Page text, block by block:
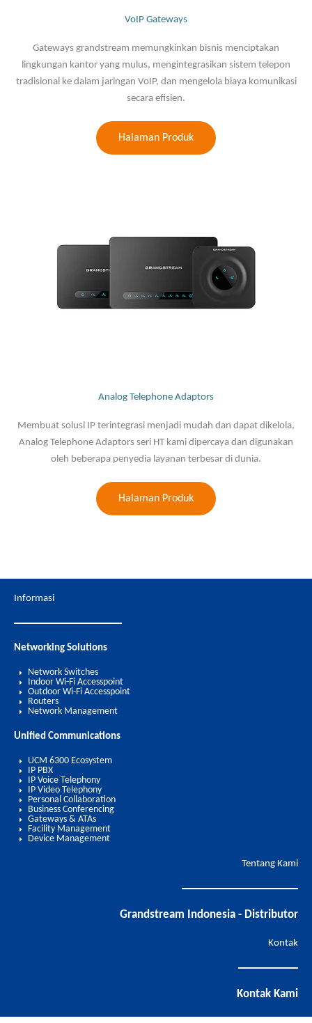
VoIP Gateways
Gateways grandstream memungkinkan bisnis menciptakan
lingkungan kantor yang mulus, mengintegrasikan sistem telepon
tradisional ke dalam jaringan VoIP, dan mengelola biaya komunikasi
secara efisien.
Halaman Produk
Analog Telephone Adaptors
Membuat solusi IP terintegrasi menjadi mudah dan dapat dikelola,
Analog Telephone Adaptors seri HT kami dipercaya dan digunakan
oleh beberapa penyedia layanan terbesar di dunia.
Halaman Produk
Informasi
Networking Solutions
Network Switches
Indoor Wi-Fi Accesspoint
Outdoor Wi-Fi Accesspoint
Routers
Network Management
Unified Communications
UCM 6300 Ecosystem
IP PBX
IP Voice Telephony
IP Video Telephony
Personal Collaboration
Business Conferencing
Gateways & ATAs
Facility Management
Device Management
Tentang Kami
Grandstream Indonesia - Distributor
Kontak
Kontak Kami